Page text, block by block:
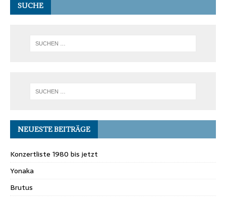
SUCHE
NEUESTE BEITRÄGE
Konzertliste 1980 bis jetzt
Yonaka
Brutus